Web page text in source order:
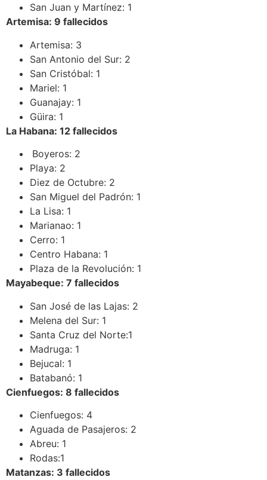
San Juan y Martínez: 1
Artemisa: 9 fallecidos
Artemisa: 3
San Antonio del Sur: 2
San Cristóbal: 1
Mariel: 1
Guanajay: 1
Güira: 1
La Habana: 12 fallecidos
Boyeros: 2
Playa: 2
Diez de Octubre: 2
San Miguel del Padrón: 1
La Lisa: 1
Marianao: 1
Cerro: 1
Centro Habana: 1
Plaza de la Revolución: 1
Mayabeque: 7 fallecidos
San José de las Lajas: 2
Melena del Sur: 1
Santa Cruz del Norte:1
Madruga: 1
Bejucal: 1
Batabanó: 1
Cienfuegos: 8 fallecidos
Cienfuegos: 4
Aguada de Pasajeros: 2
Abreu: 1
Rodas:1
Matanzas: 3 fallecidos